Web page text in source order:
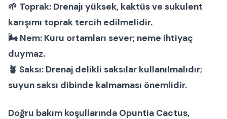
🌱 Toprak: Drenajı yüksek, kaktüs ve sukulent
karışımı toprak tercih edilmelidir.
🌬 Nem: Kuru ortamları sever; neme ihtiyaç
duymaz.
🪴 Saksı: Drenaj delikli saksılar kullanılmalıdır;
suyun saksı dibinde kalmaması önemlidir.
Doğru bakım koşullarında Opuntia Cactus,